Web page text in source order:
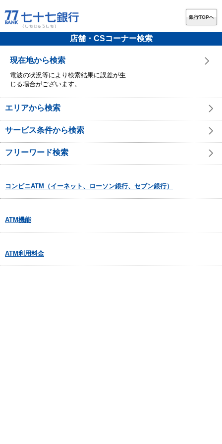
銀行TOPへ
店舗・CSコーナー検索
現在地から検索
電波の状況等により検索結果に誤差が生
じる場合がございます。
エリアから検索
サービス条件から検索
フリーワード検索
コンビニATM（イーネット、ローソン銀行、セブン銀行）
ATM機能
ATM利用料金